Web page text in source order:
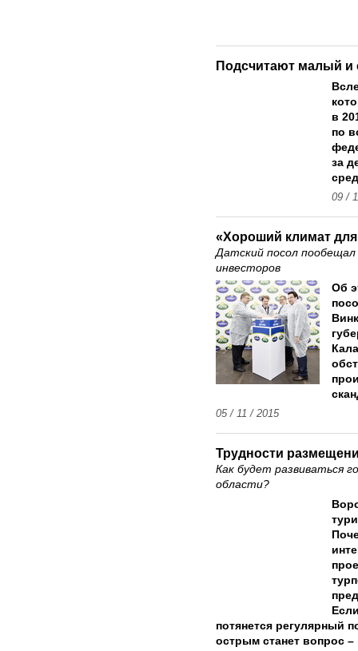
Подсчитают малый и
в
по
за
09 /
«Хороший климат для
Датский посол пообещал
инвесторов
Об
05 / 11 / 2015
Трудности
Как будет развиваться
области?
потянется регулярный
острым станет вопрос